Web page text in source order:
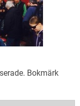
. Bokmärk